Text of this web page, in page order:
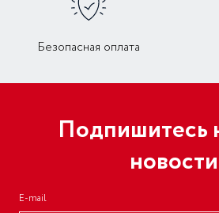
Безопасная оплата
Подпишитесь
E-mail